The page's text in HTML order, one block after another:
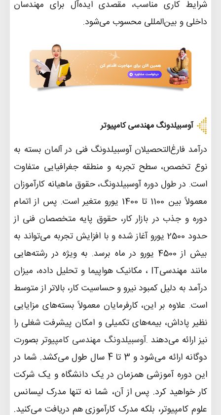
شرایط کاری مناسب، مقصدی ایده‌آل برای مهندسان
داخلی و بین‌المللی محسوب می‌شود.
آوسبیلدونگ مهندسی کامپیوتر
درآمد فارغ‌التحصیلان آوسبیلدونگ فنی در آلمان بسته به
نوع تخصص، سطح تجربه و منطقه جغرافیایی متفاوت
است. در طول دوره آوسبیلدونگ، حقوق ماهیانه کارآموزان
معمولاً بین 1100 تا 1400 یورو متغیر است. پس از اتمام
دوره و جذب در بازار کار، حقوق پایه متخصصان فنی از
حدود 2500 یورو آغاز شده و با افزایش تجربه می‌تواند به
بیش از 4500 یورو در ماه برسد. به ویژه در رشته‌هایی
مانند مهندسیIT ، مکانیک هواپیما و تحلیل داده، میزان
درآمد به دلیل کمبود نیرو و حساسیت کار، بالاتر از متوسط
است. علاوه بر این، کارفرمایان معمولاً بسته‌های مزایایی
نظیر پاداش، بیمه‌های تکمیلی و امکان پیشرفت شغلی را
نیز ارائه می‌دهند .آوسبیلدونگ مهندسی کامپیوتربصورت
دوگانه ارائه می‌شود و 3 تا 4 سال طول می‌کشد. شما در
این دوره آموزشی همزمان در یک دانشگاه و یک شرکت
کار خواهید کرد. پس از آن، شما نه تنها مدرک لیسانس
علوم کامپیوتر، بلکه مدرک کارآموزی هم دریافت می‌کنید.